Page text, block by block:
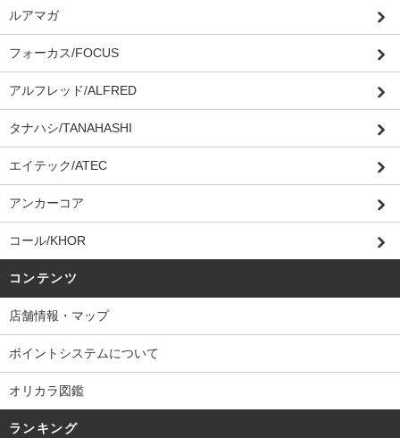
ルアマガ
フォーカス/FOCUS
アルフレッド/ALFRED
タナハシ/TANAHASHI
エイテック/ATEC
アンカーコア
コール/KHOR
コンテンツ
店舗情報・マップ
ポイントシステムについて
オリカラ図鑑
ランキング